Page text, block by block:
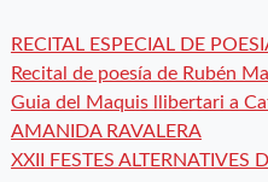
RECITAL ESPECIAL DE
Recital de poesía de Rubén
Guia del Maquis llibertari a
AMANIDA RAVALERA
XXII FESTES ALTERNATIVES